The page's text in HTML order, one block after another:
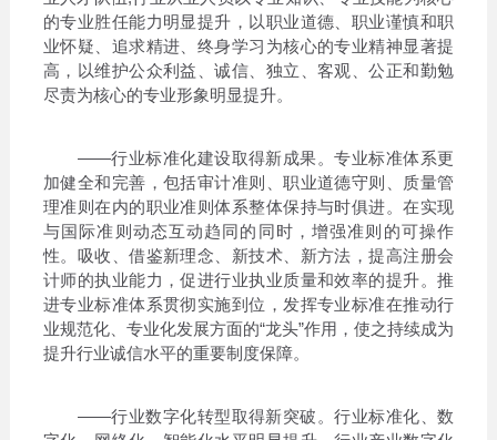
的专业胜任能力明显提升，以职业道德、职业谨慎和职
业怀疑、追求精进、终身学习为核心的专业精神显著提
高，以维护公众利益、诚信、独立、客观、公正和勤勉
尽责为核心的专业形象明显提升。
——行业标准化建设取得新成果。专业标准体系更
加健全和完善，包括审计准则、职业道德守则、质量管
理准则在内的职业准则体系整体保持与时俱进。在实现
与国际准则动态互动趋同的同时，增强准则的可操作
性。吸收、借鉴新理念、新技术、新方法，提高注册会
计师的执业能力，促进行业执业质量和效率的提升。推
进专业标准体系贯彻实施到位，发挥专业标准在推动行
业规范化、专业化发展方面的“龙头”作用，使之持续成为
提升行业诚信水平的重要制度保障。
——行业数字化转型取得新突破。行业标准化、数